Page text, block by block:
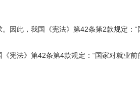
此，我国《宪法》第42条第2款规定：“
《宪法》第42条第4款规定：“国家对就业